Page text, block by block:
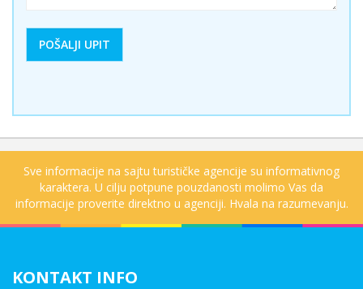
Sve informacije na sajtu turističke agencije su informativnog
karaktera. U cilju potpune pouzdanosti molimo Vas da
informacije proverite direktno u agenciji. Hvala na razumevanju.
KONTAKT INFO